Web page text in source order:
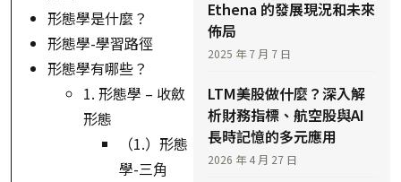
形態學是什麼？
形態學-學習路徑
形態學有哪些？
1. 形態學 – 收斂
形態
（1.）形態
學-三⾓
Ethena 的發展現況和未來
佈局
2025 年 7 月 7 日
LTM美股做什麼？深入解
析財務指標、航空股與AI
長時記憶的多元應用
2026 年 4 月 27 日